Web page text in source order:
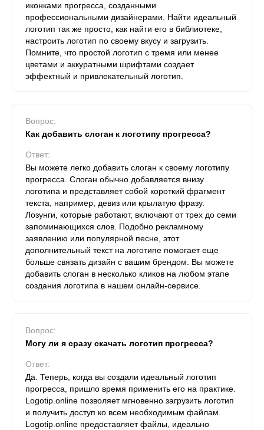
иконками прогресса, созданными
профессиональными дизайнерами. Найти идеальный
логотип так же просто, как найти его в библиотеке,
настроить логотип по своему вкусу и загрузить.
Помните, что простой логотип с тремя или менее
цветами и аккуратными шрифтами создает
эффектный и привлекательный логотип.
Вопрос:
Как добавить слоган к логотипу прогресса?
Ответ:
Вы можете легко добавить слоган к своему логотипу
прогресса. Слоган обычно добавляется внизу
логотипа и представляет собой короткий фрагмент
текста, например, девиз или крылатую фразу.
Лозунги, которые работают, включают от трех до семи
запоминающихся слов. Подобно рекламному
заявлению или популярной песне, этот
дополнительный текст на логотипе помогает еще
больше связать дизайн с вашим брендом. Вы можете
добавить слоган в несколько кликов на любом этапе
создания логотипа в нашем онлайн-сервисе.
Вопрос:
Могу ли я сразу скачать логотип прогресса?
Ответ:
Да. Теперь, когда вы создали идеальный логотип
прогресса, пришло время применить его на практике.
Logotip.online позволяет мгновенно загрузить логотип
и получить доступ ко всем необходимым файлам.
Logotip.online предоставляет файлы, идеально